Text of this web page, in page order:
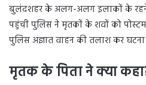
बुलंदशहर के अलग-अलग इलाकों के रहने
पहुंची पुलिस ने मृतकों के शवों को
पुलिस अज्ञात वाहन की तलाश कर
मृतक के पिता ने क्या